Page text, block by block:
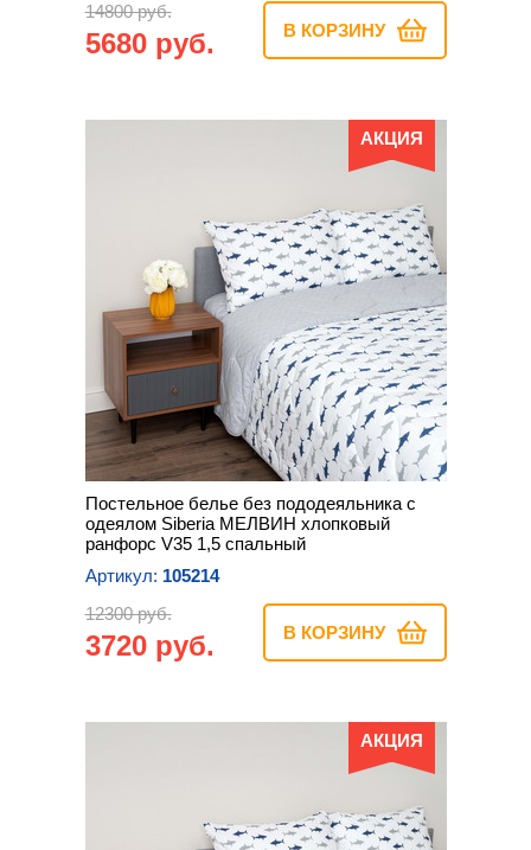
14800 руб.
5680 руб. В КОРЗИНУ
АКЦИЯ
Постельное белье без пододеяльника с
одеялом Siberia МЕЛВИН хлопковый
ранфорс V35 1,5 спальный
Артикул: 105214
12300 руб.
3720 руб. В КОРЗИНУ
АКЦИЯ